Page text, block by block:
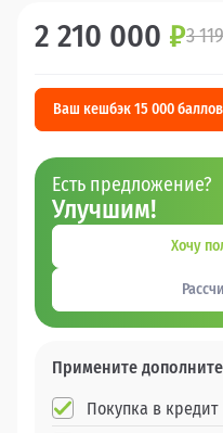
2 210 000 ₽3
Ваш кешбэк 15 000 баллов
Есть предложение?
Улучшим!
Хочу
Примените
Покупка в кредит